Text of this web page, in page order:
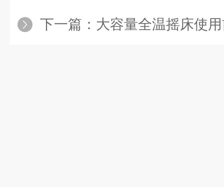
下一篇： 大容量全温摇床使